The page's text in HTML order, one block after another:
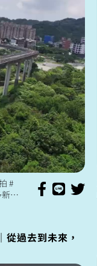
北
過去到未來，